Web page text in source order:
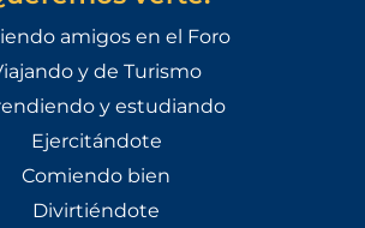
amigos en el Foro
y de Turismo
y estudiando
Ejercitándote
Comiendo bien
Divirtiéndote